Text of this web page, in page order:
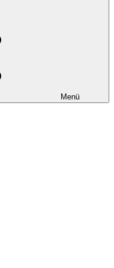
Menü